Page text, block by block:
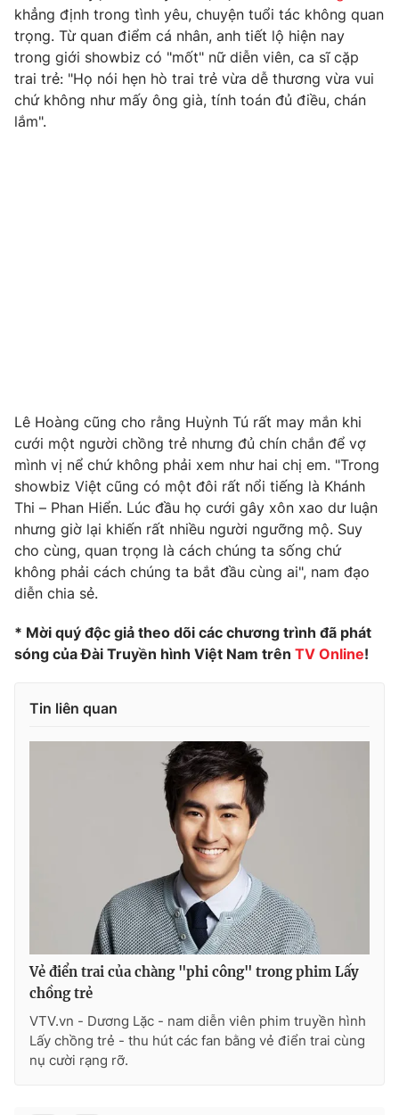
khẳng định trong tình yêu, chuyện tuổi tác không quan
trọng. Từ quan điểm cá nhân, anh tiết lộ hiện nay
trong giới showbiz có "mốt" nữ diễn viên, ca sĩ cặp
trai trẻ: "Họ nói hẹn hò trai trẻ vừa dễ thương vừa vui
chứ không như mấy ông già, tính toán đủ điều, chán
lắm".
Lê Hoàng cũng cho rằng Huỳnh Tú rất may mắn khi
cưới một người chồng trẻ nhưng đủ chín chắn để vợ
mình vị nể chứ không phải xem như hai chị em. "Trong
showbiz Việt cũng có một đôi rất nổi tiếng là Khánh
Thi – Phan Hiển. Lúc đầu họ cưới gây xôn xao dư luận
nhưng giờ lại khiến rất nhiều người ngưỡng mộ. Suy
cho cùng, quan trọng là cách chúng ta sống chứ
không phải cách chúng ta bắt đầu cùng ai", nam đạo
diễn chia sẻ.
* Mời quý độc giả theo dõi các chương trình đã phát
sóng của Đài Truyền hình Việt Nam trên TV Online!
Tin liên quan
Vẻ điển trai của chàng "phi công" trong phim Lấy
chồng trẻ
VTV.vn - Dương Lặc - nam diễn viên phim truyền hình
Lấy chồng trẻ - thu hút các fan bằng vẻ điển trai cùng
nụ cười rạng rỡ.